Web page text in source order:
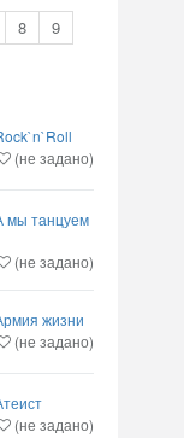
8
9
(не задано)
мы танцуем
(не задано)
жизни
(не задано)
(не задано)